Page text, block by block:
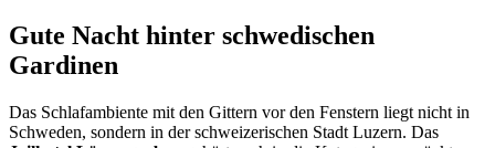
Gute Nacht hinter schwedischen
Gardinen
Das Schlafambiente mit den Gittern vor den Fenstern liegt nicht in
Schweden, sondern in der schweizerischen Stadt Luzern. Das